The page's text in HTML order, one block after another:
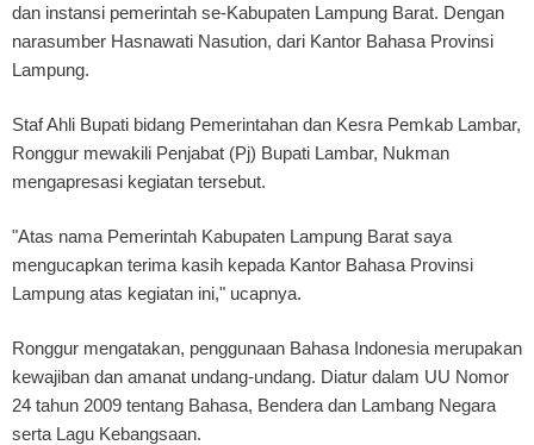
dan instansi pemerintah se-Kabupaten Lampung Barat. Dengan
narasumber Hasnawati Nasution, dari Kantor Bahasa Provinsi
Lampung.
Staf Ahli Bupati bidang Pemerintahan dan Kesra Pemkab Lambar,
Ronggur mewakili Penjabat (Pj) Bupati Lambar, Nukman
mengapresasi kegiatan tersebut.
"Atas nama Pemerintah Kabupaten Lampung Barat saya
mengucapkan terima kasih kepada Kantor Bahasa Provinsi
Lampung atas kegiatan ini," ucapnya.
Ronggur mengatakan, penggunaan Bahasa Indonesia merupakan
kewajiban dan amanat undang-undang. Diatur dalam UU Nomor
24 tahun 2009 tentang Bahasa, Bendera dan Lambang Negara
serta Lagu Kebangsaan.